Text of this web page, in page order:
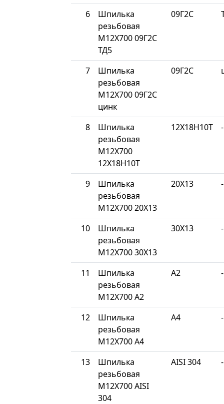
6
Шпилька
резьбовая
М12Х700 09Г2С
ТД5
09Г2С
7
Шпилька
резьбовая
М12Х700 09Г2С
цинк
09Г2С
8
Шпилька
резьбовая
М12Х700
12Х18Н10Т
12Х18Н10Т -
9
Шпилька
резьбовая
М12Х700 20Х13
20Х13 -
10
Шпилька
резьбовая
М12Х700 30Х13
30Х13 -
11
Шпилька
резьбовая
М12Х700 A2
A2 -
12
Шпилька
резьбовая
М12Х700 A4
A4 -
13
Шпилька
резьбовая
М12Х700 AISI
304
AISI 304 -